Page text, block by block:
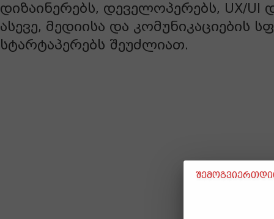
დიზაინერებს, დეველოპერებს, UX/UI
ასევე, მედიისა და კომუნიკაციების
სტარტაპერებს შეუძლიათ.